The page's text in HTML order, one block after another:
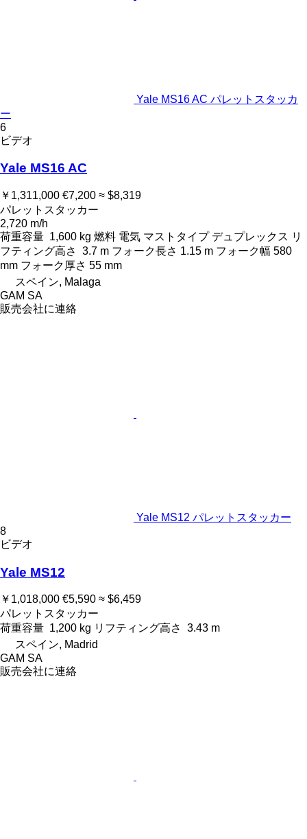
Yale MS16 AC パレットスタッカ
ー
6
ビデオ
Yale MS16 AC
￥1,311,000 €7,200 ≈ $8,319
パレットスタッカー
2,720 m/h
荷重容量 1,600 kg 燃料 電気 マストタイプ デュプレックス リ
フティング高さ
3.7 m フォーク長さ 1.15 m フォーク幅 580
mm フォーク厚さ 55 mm
スペイン, Malaga
GAM SA
販売会社に連絡
Yale MS12 パレットスタッカー
8
ビデオ
Yale MS12
￥1,018,000 €5,590 ≈ $6,459
パレットスタッカー
荷重容量 1,200 kg リフティング高さ
3.43 m
スペイン, Madrid
GAM SA
販売会社に連絡